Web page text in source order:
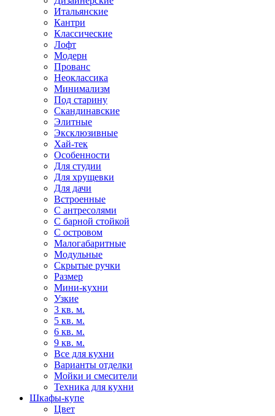
Итальянские
Кантри
Классические
Лофт
Модерн
Прованс
Неоклассика
Минимализм
Под старину
Скандинавские
Элитные
Эксклюзивные
Хай-тек
Особенности
Для студии
Для хрущевки
Для дачи
Встроенные
С антресолями
С барной стойкой
С островом
Малогабаритные
Модульные
Скрытые ручки
Размер
Мини-кухни
Узкие
3 кв. м.
5 кв. м.
6 кв. м.
9 кв. м.
Все для кухни
Варианты отделки
Мойки и смесители
Техника для кухни
Шкафы-купе
Цвет